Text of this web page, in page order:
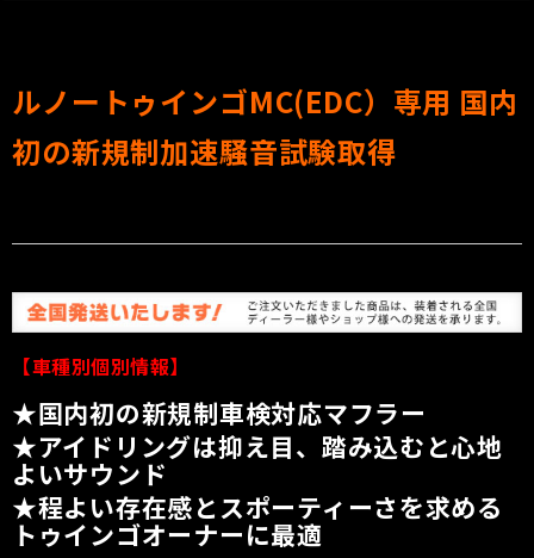
ルノートゥインゴMC(EDC）専用 国内
初の新規制加速騒音試験取得
【車種別個別情報】
★国内初の新規制車検対応マフラー
★アイドリングは抑え目、踏み込むと心地
よいサウンド
★程よい存在感とスポーティーさを求める
トゥインゴオーナーに最適